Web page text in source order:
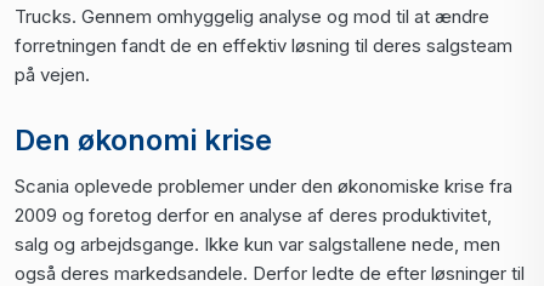
Trucks. Gennem omhyggelig analyse og mod til at ændre
forretningen fandt de en effektiv løsning til deres salgsteam
på vejen.
Den økonomi krise
Scania oplevede problemer under den økonomiske krise fra
2009 og foretog derfor en analyse af deres produktivitet,
salg og arbejdsgange. Ikke kun var salgstallene nede, men
også deres markedsandele. Derfor ledte de efter løsninger til